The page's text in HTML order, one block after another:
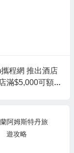
程網 推出酒店
滿$5,000可額